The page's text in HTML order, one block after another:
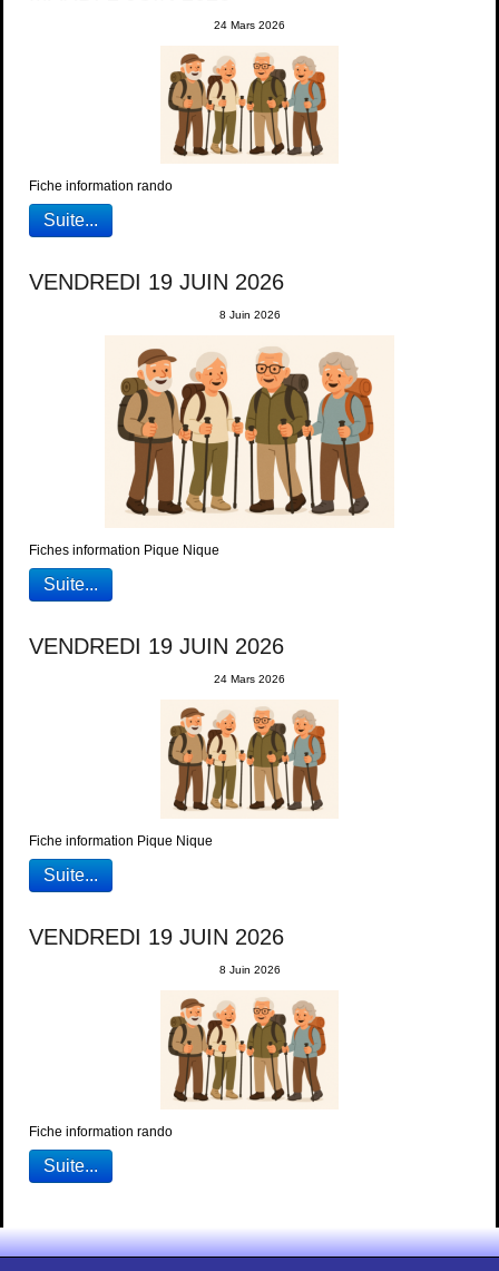
24 Mars 2026
Fiche information rando
Suite...
VENDREDI 19 JUIN 2026
8 Juin 2026
Fiches information Pique Nique
Suite...
VENDREDI 19 JUIN 2026
24 Mars 2026
Fiche information Pique Nique
Suite...
VENDREDI 19 JUIN 2026
8 Juin 2026
Fiche information rando
Suite...